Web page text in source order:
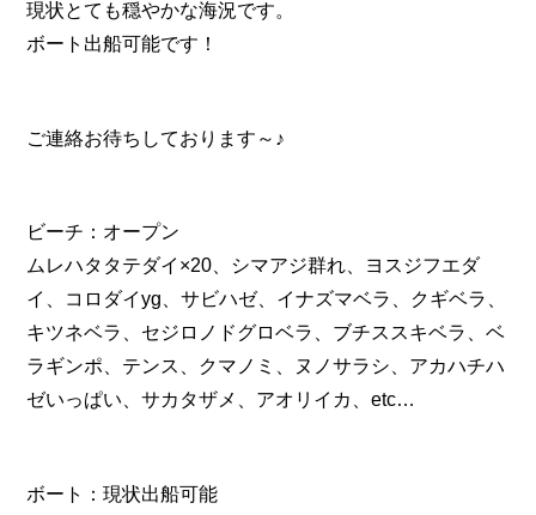
現状とても穏やかな海況です。
ボート出船可能です！
ご連絡お待ちしております～♪
ビーチ：オープン
ムレハタタテダイ×20、シマアジ群れ、ヨスジフエダ
イ、コロダイyg、サビハゼ、イナズマベラ、クギベラ、
キツネベラ、セジロノドグロベラ、ブチススキベラ、ベ
ラギンポ、テンス、クマノミ、ヌノサラシ、アカハチハ
ゼいっぱい、サカタザメ、アオリイカ、etc…
ボート：現状出船可能